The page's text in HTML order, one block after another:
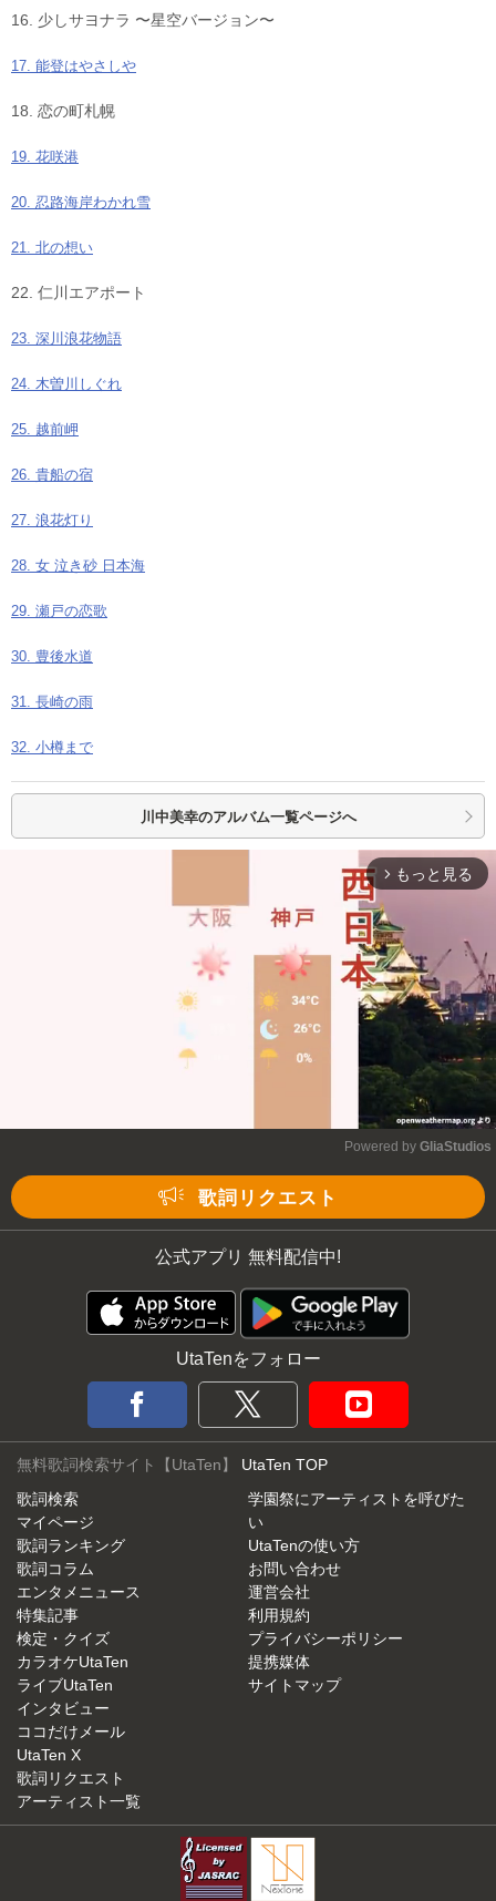
16. 少しサヨナラ 〜星空バージョン〜
17. 能登はやさしや
18. 恋の町札幌
19. 花咲港
20. 忍路海岸わかれ雪
21. 北の想い
22. 仁川エアポート
23. 深川浪花物語
24. 木曽川しぐれ
25. 越前岬
26. 貴船の宿
27. 浪花灯り
28. 女 泣き砂 日本海
29. 瀬戸の恋歌
30. 豊後水道
31. 長崎の雨
32. 小樽まで
川中美幸のアルバム一覧ページへ
arrow_forward_ios もっと見る
Powered by GliaStudios
歌詞リクエスト
公式アプリ 無料配信中!
UtaTenをフォロー
無料歌詞検索サイト【UtaTen】 UtaTen TOP
歌詞検索
マイページ
歌詞ランキング
歌詞コラム
エンタメニュース
特集記事
検定・クイズ
カラオケUtaTen
ライブUtaTen
インタビュー
ココだけメール
UtaTen X
歌詞リクエスト
アーティスト一覧
学園祭にアーティストを呼びた
い
UtaTenの使い方
お問い合わせ
運営会社
利用規約
プライバシーポリシー
提携媒体
サイトマップ